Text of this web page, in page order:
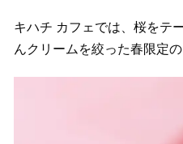
キハチ カフェでは、桜をテ
んクリームを絞った春限定